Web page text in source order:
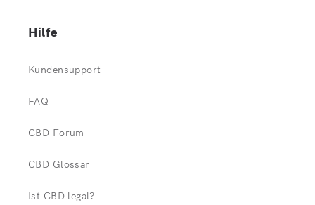
Hilfe
Kundensupport
FAQ
CBD Forum
CBD Glossar
Ist CBD legal?